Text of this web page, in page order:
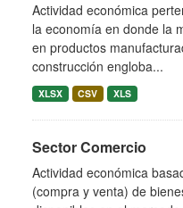
Actividad económica
la economía en donde la
en productos
construcción engloba...
XLSX CSV XLS
Sector Comercio
Actividad económica
(compra y venta) de